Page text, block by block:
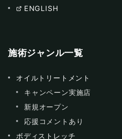
ENGLISH
施術ジャンル一覧
オイルトリートメント
キャンペーン実施店
新規オープン
応援コメントあり
ボディストレッチ